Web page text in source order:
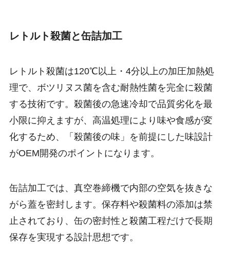
レトルト殺菌と缶詰加工
レトルト殺菌は120℃以上・4分以上の加圧加熱処
理で、ボツリヌス菌を含む耐熱性菌を完全に殺菌
する技術です。殺菌後の急速冷却で品質劣化を最
小限に抑えますが、高温処理により味や食感が変
化するため、「殺菌後の味」を前提にした味設計
がOEM開発のポイントになります。
缶詰加工では、真空巻締機で内部の空気を抜きな
がら蓋を密封します。保存料や殺菌料の添加は禁
止されており、缶の密封性と殺菌工程だけで長期
保存を実現する設計思想です。